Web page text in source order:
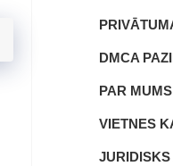
DMCA
PAR MUMS
VIETNES